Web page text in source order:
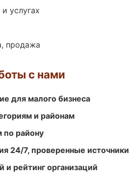
услугах
продажа
с нами
для малого бизнеса
и районам
по району
24/7, проверенные источники
рейтинг организаций